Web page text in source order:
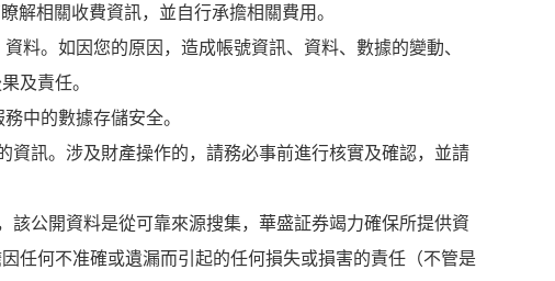
解相關收費資訊，並自行承擔相關費用。
料。如因您的原因，造成帳號資訊、資料、數據的變動、
及責任。
中的數據存儲安全。
訊。涉及財產操作的，請務必事前進行核實及確認，並請
公開資料是從可靠來源搜集，華盛証券竭力確保所提供資
任何不准確或遺漏而引起的任何損失或損害的責任（不管是